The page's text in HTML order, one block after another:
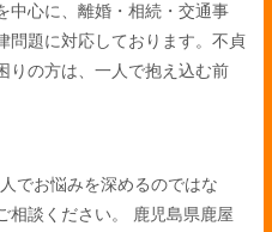
中心に、離婚・相続・交通事
問題に対応しております。不貞
りの方は、一人で抱え込む前
でお悩みを深めるのではな
相談ください。 鹿児島県鹿屋